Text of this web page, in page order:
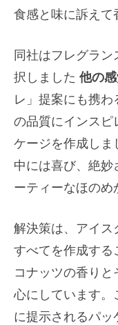
食感と味に訴えて
同社はフレグラ
択しました 他の
レ」提案にも携
の品質にインスピ
ケージを作成し
中には喜び、絶
ーティーなほのめ
解決策は、アイス
すべてを作成する
コナッツの香り
心にしています
に提示されるパ